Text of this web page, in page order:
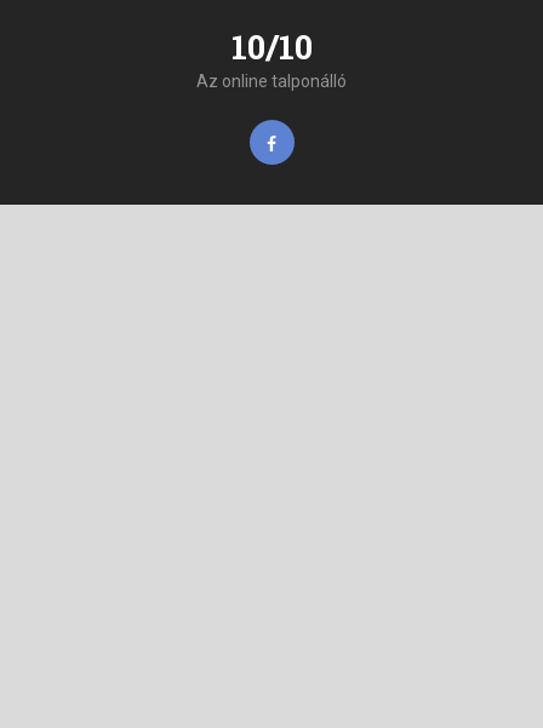
10/10
Az online talponálló